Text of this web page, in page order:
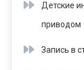
Детские
приводом
Запись в